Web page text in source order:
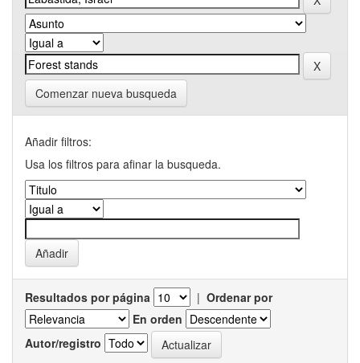
Comenzar nueva busqueda
Añadir filtros:
Usa los filtros para afinar la busqueda.
Resultados por página | Ordenar por
En orden
Autor/registro